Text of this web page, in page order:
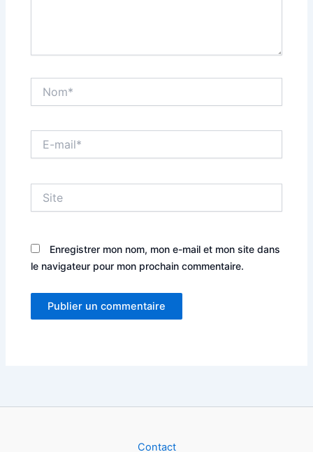
mail*
Enregistrer mon nom, mon e-mail et mon site dans
le navigateur pour mon prochain commentaire.
Contact